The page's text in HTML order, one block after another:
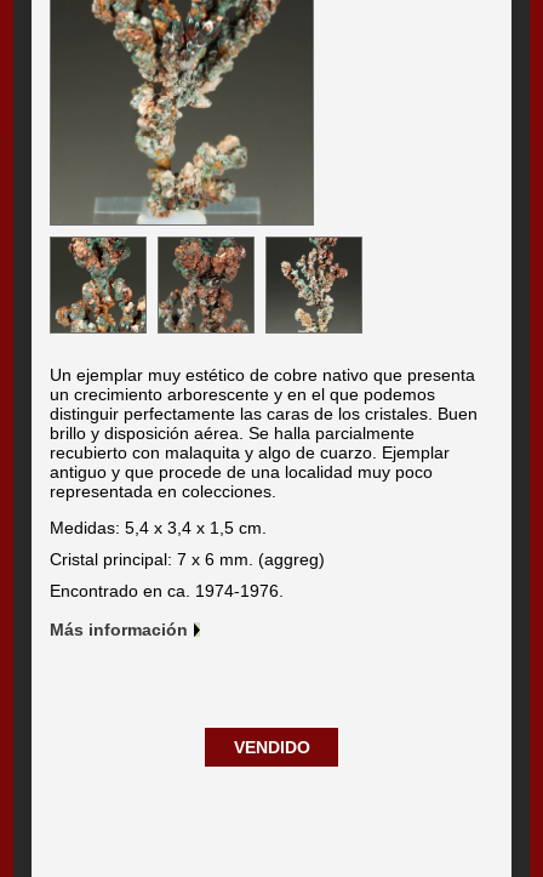
Un ejemplar muy estético de cobre nativo que presenta
un crecimiento arborescente y en el que podemos
distinguir perfectamente las caras de los cristales. Buen
brillo y disposición aérea. Se halla parcialmente
recubierto con malaquita y algo de cuarzo. Ejemplar
antiguo y que procede de una localidad muy poco
representada en colecciones.
Medidas: 5,4 x 3,4 x 1,5 cm.
Cristal principal: 7 x 6 mm. (aggreg)
Encontrado en ca. 1974-1976.
Más información
VENDIDO